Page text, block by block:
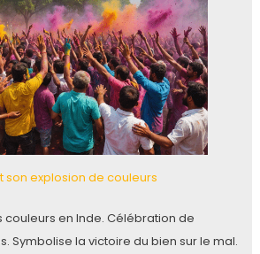
son explosion de couleurs
couleurs en Inde. Célébration de
Symbolise la victoire du bien sur le mal.